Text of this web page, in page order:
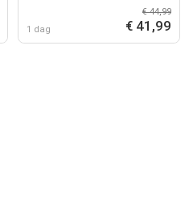
1 dag
€ 44,99
€ 41,99